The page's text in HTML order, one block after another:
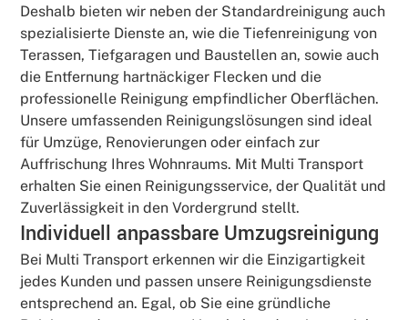
Deshalb bieten wir neben der Standardreinigung auch
spezialisierte Dienste an, wie die Tiefenreinigung von
Terassen, Tiefgaragen und Baustellen an, sowie auch
die Entfernung hartnäckiger Flecken und die
professionelle Reinigung empfindlicher Oberflächen.
Unsere umfassenden Reinigungslösungen sind ideal
für Umzüge, Renovierungen oder einfach zur
Auffrischung Ihres Wohnraums. Mit Multi Transport
erhalten Sie einen Reinigungsservice, der Qualität und
Zuverlässigkeit in den Vordergrund stellt.
Individuell anpassbare Umzugsreinigung
Bei Multi Transport erkennen wir die Einzigartigkeit
jedes Kunden und passen unsere Reinigungsdienste
entsprechend an. Egal, ob Sie eine gründliche